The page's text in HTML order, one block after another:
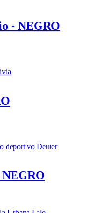
- NEGRO